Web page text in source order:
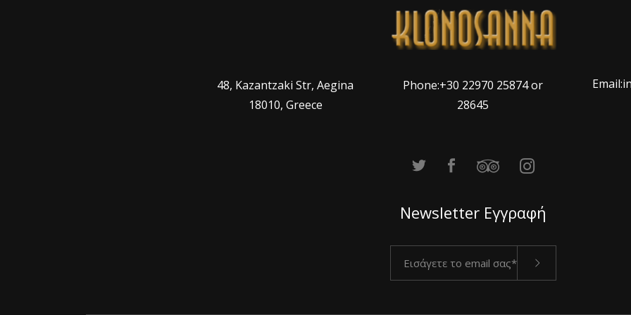
48, Kazantzaki Str, Aegina
18010, Greece
Phone:+30 22970 25874 or
28645
Newsletter Εγγραφή